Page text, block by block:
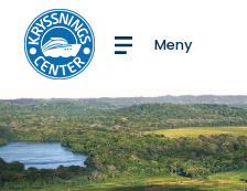
Till startsidan
Meny